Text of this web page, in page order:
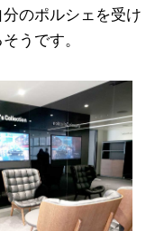
のポルシェを受け
うです。